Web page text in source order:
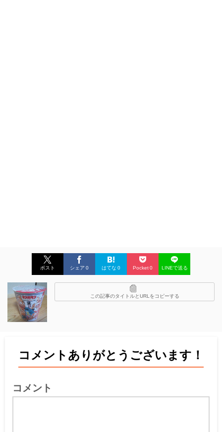
ポスト シェア 0 はてな 0 Pocket0 LINEで送る
この記事のタイトルとURLをコピーする
コメントありがとうございます！
コメント